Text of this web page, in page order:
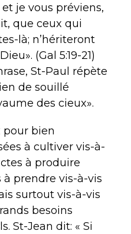
je vous préviens,
que ceux qui
là; n’hériteront
(Gal 5:19-21)
St-Paul répète
de souillé
des cieux».
pour bien
à cultiver vis-à-
à produire
prendre vis-à-vis
surtout vis-à-vis
besoins
St-Jean dit: « Si